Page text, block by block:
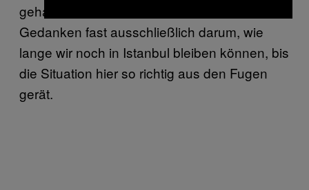
gehalten, aber mittlerweile kreisen meine
Gedanken fast ausschließlich darum, wie
lange wir noch in Istanbul bleiben können, bis
die Situation hier so richtig aus den Fugen
gerät.